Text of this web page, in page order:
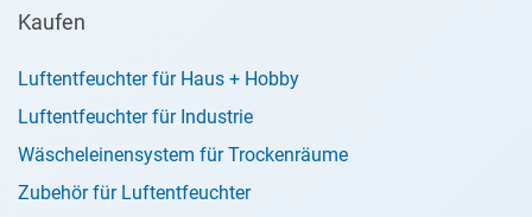
Kaufen
Luftentfeuchter für Haus + Hobby
Luftentfeuchter für Industrie
Wäscheleinensystem für Trockenräume
Zubehör für Luftentfeuchter